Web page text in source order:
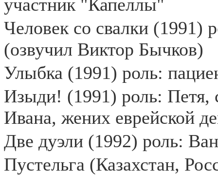
участник "Капеллы"
Человек со свалки (1991)
(озвучил Виктор Бычков)
Улыбка (1991) роль:
Изыди! (1991) роль: Петя,
Ивана, жених еврейской
Две дуэли (1992) роль:
Пустельга (Казахстан,